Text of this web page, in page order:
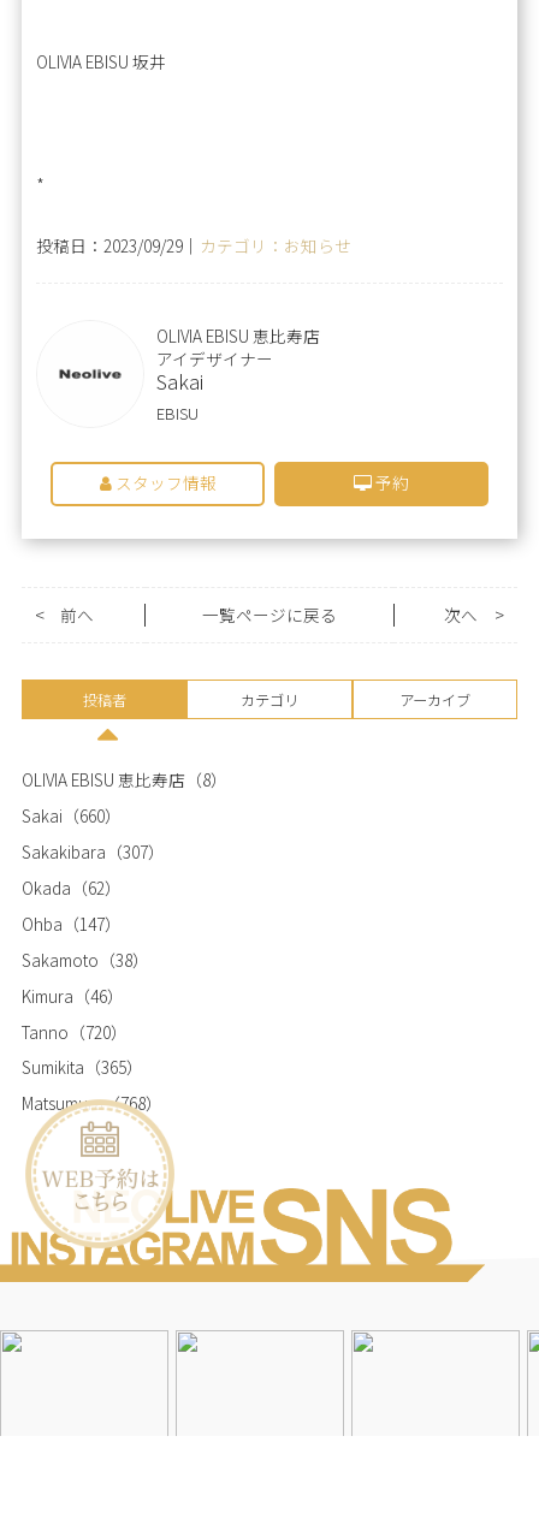
OLIVIA EBISU 坂井
*
投稿日：2023/09/29｜ カテゴリ：お知らせ
OLIVIA EBISU 恵比寿店
アイデザイナー
Sakai
EBISU
スタッフ情報 予約
< 前へ 一覧ページに戻る >
次へ
投稿者 カテゴリ アーカイブ
OLIVIA EBISU 恵比寿店 （8）
Sakai （660）
Sakakibara （307）
Okada （62）
Ohba （147）
Sakamoto （38）
Kimura （46）
Tanno （720）
Sumikita （365）
Matsumura（768）